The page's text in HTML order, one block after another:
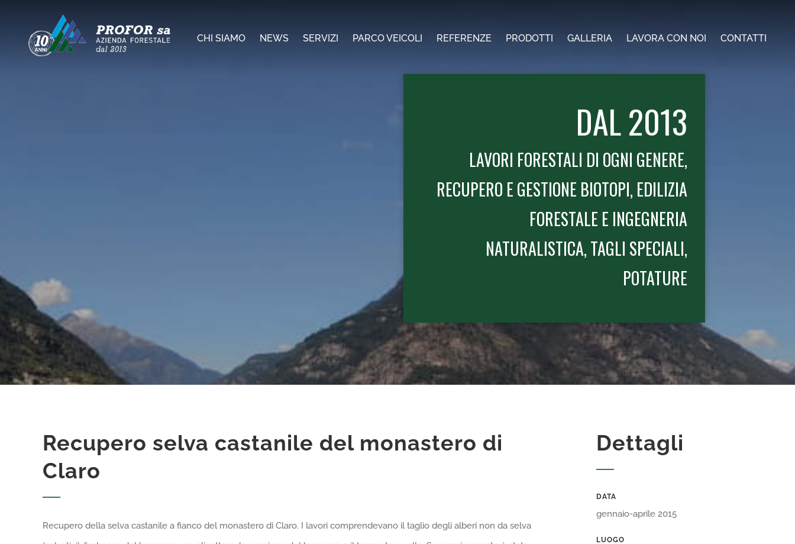
contenuto
CHI SIAMO NEWS SERVIZI PARCO VEICOLI REFERENZE PRODOTTI GALLERIA LAVORA CON NOI CONTATTI
DAL 2013
LAVORI FORESTALI DI OGNI GENERE,
RECUPERO E GESTIONE BIOTOPI, EDILIZIA
FORESTALE E INGEGNERIA
NATURALISTICA, TAGLI SPECIALI,
POTATURE
Recupero selva castanile del monastero di
Claro
Recupero della selva castanile a fianco del monastero di Claro. I lavori comprendevano il taglio degli alberi non da selva
Dettagli
DATA
gennaio-aprile 2015
LUOGO